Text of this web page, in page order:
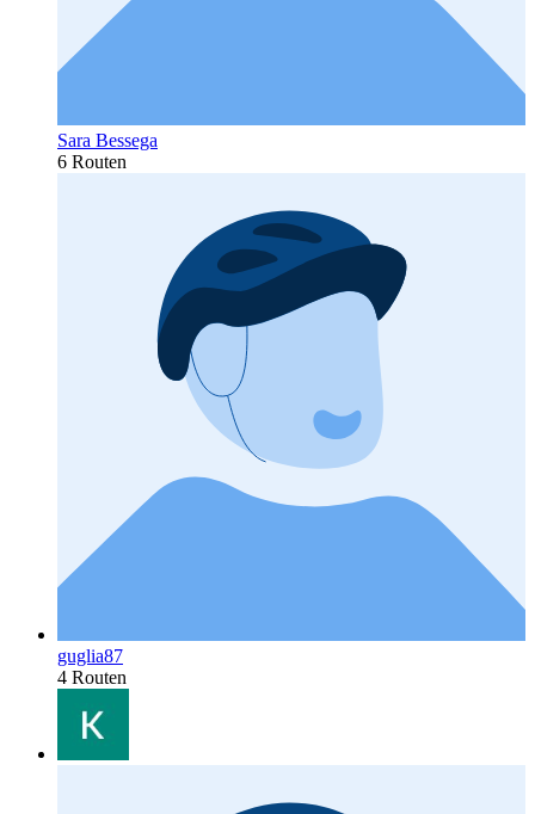
Sara Bessega
6 Routen
guglia87
4 Routen